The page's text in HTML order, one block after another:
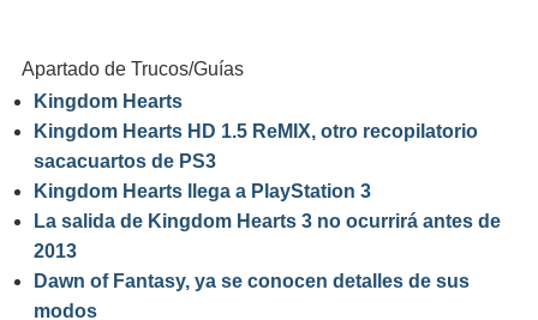
Apartado de Trucos/Guías
Kingdom Hearts
Kingdom Hearts HD 1.5 ReMIX, otro recopilatorio
sacacuartos de PS3
Kingdom Hearts llega a PlayStation 3
La salida de Kingdom Hearts 3 no ocurrirá antes de
2013
Dawn of Fantasy, ya se conocen detalles de sus
modos